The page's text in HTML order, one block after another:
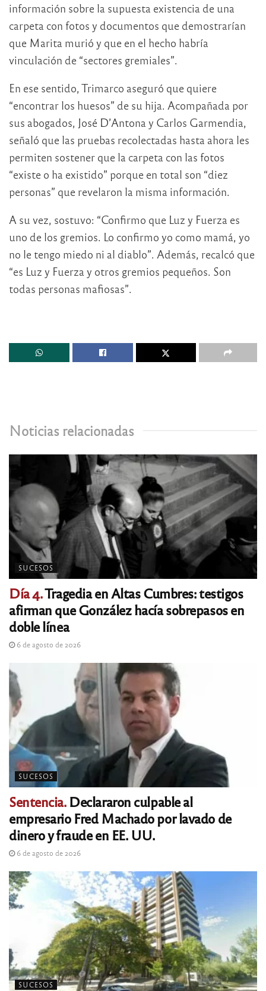
información sobre la supuesta existencia de una
carpeta con fotos y documentos que demostrarían
que Marita murió y que en el hecho habría
vinculación de “sectores gremiales”.
En ese sentido, Trimarco aseguró que quiere
“encontrar los huesos” de su hija. Acompañada por
sus abogados, José D’Antona y Carlos Garmendia,
señaló que las pruebas recolectadas hasta ahora les
permiten sostener que la carpeta con las fotos
“existe o ha existido” porque en total son “diez
personas” que revelaron la misma información.
A su vez, sostuvo: “Confirmo que Luz y Fuerza es
uno de los gremios. Lo confirmo yo como mamá, yo
no le tengo miedo ni al diablo”. Además, recalcó que
“es Luz y Fuerza y otros gremios pequeños. Son
todas personas mafiosas”.
Noticias relacionadas
SUCESOS
Día 4.Tragedia en Altas Cumbres: testigos
afirman que González hacía sobrepasos en
doble línea
6 de agosto de 2026
SUCESOS
Sentencia.Declararon culpable al
empresario Fred Machado por lavado de
dinero y fraude en EE. UU.
6 de agosto de 2026
SUCESOS